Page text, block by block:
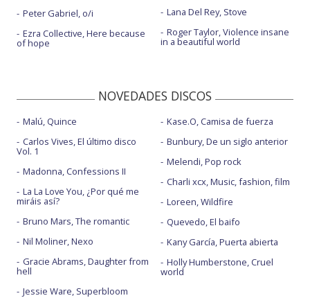
Peter Gabriel, o/i
Ezra Collective, Here because
of hope
Lana Del Rey, Stove
Roger Taylor, Violence insane
in a beautiful world
NOVEDADES DISCOS
Malú, Quince
Carlos Vives, El último disco
Vol. 1
Madonna, Confessions II
La La Love You, ¿Por qué me
miráis así?
Bruno Mars, The romantic
Nil Moliner, Nexo
Gracie Abrams, Daughter from
hell
Jessie Ware, Superbloom
Kase.O, Camisa de fuerza
Bunbury, De un siglo anterior
Melendi, Pop rock
Charli xcx, Music, fashion, film
Loreen, Wildfire
Quevedo, El baifo
Kany García, Puerta abierta
Holly Humberstone, Cruel
world